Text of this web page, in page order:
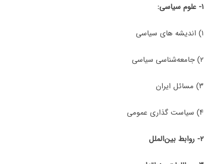
۱- علوم سیاسی:
۱) اندیشه های سیاسی
۲) جامعه‌شناسی سیاسی
۳) مسائل ایران
۴) سیاست گذاری عمومی
۲- روابط بین‌الملل